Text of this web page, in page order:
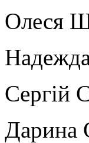
Олеся
Сергій
Дарина